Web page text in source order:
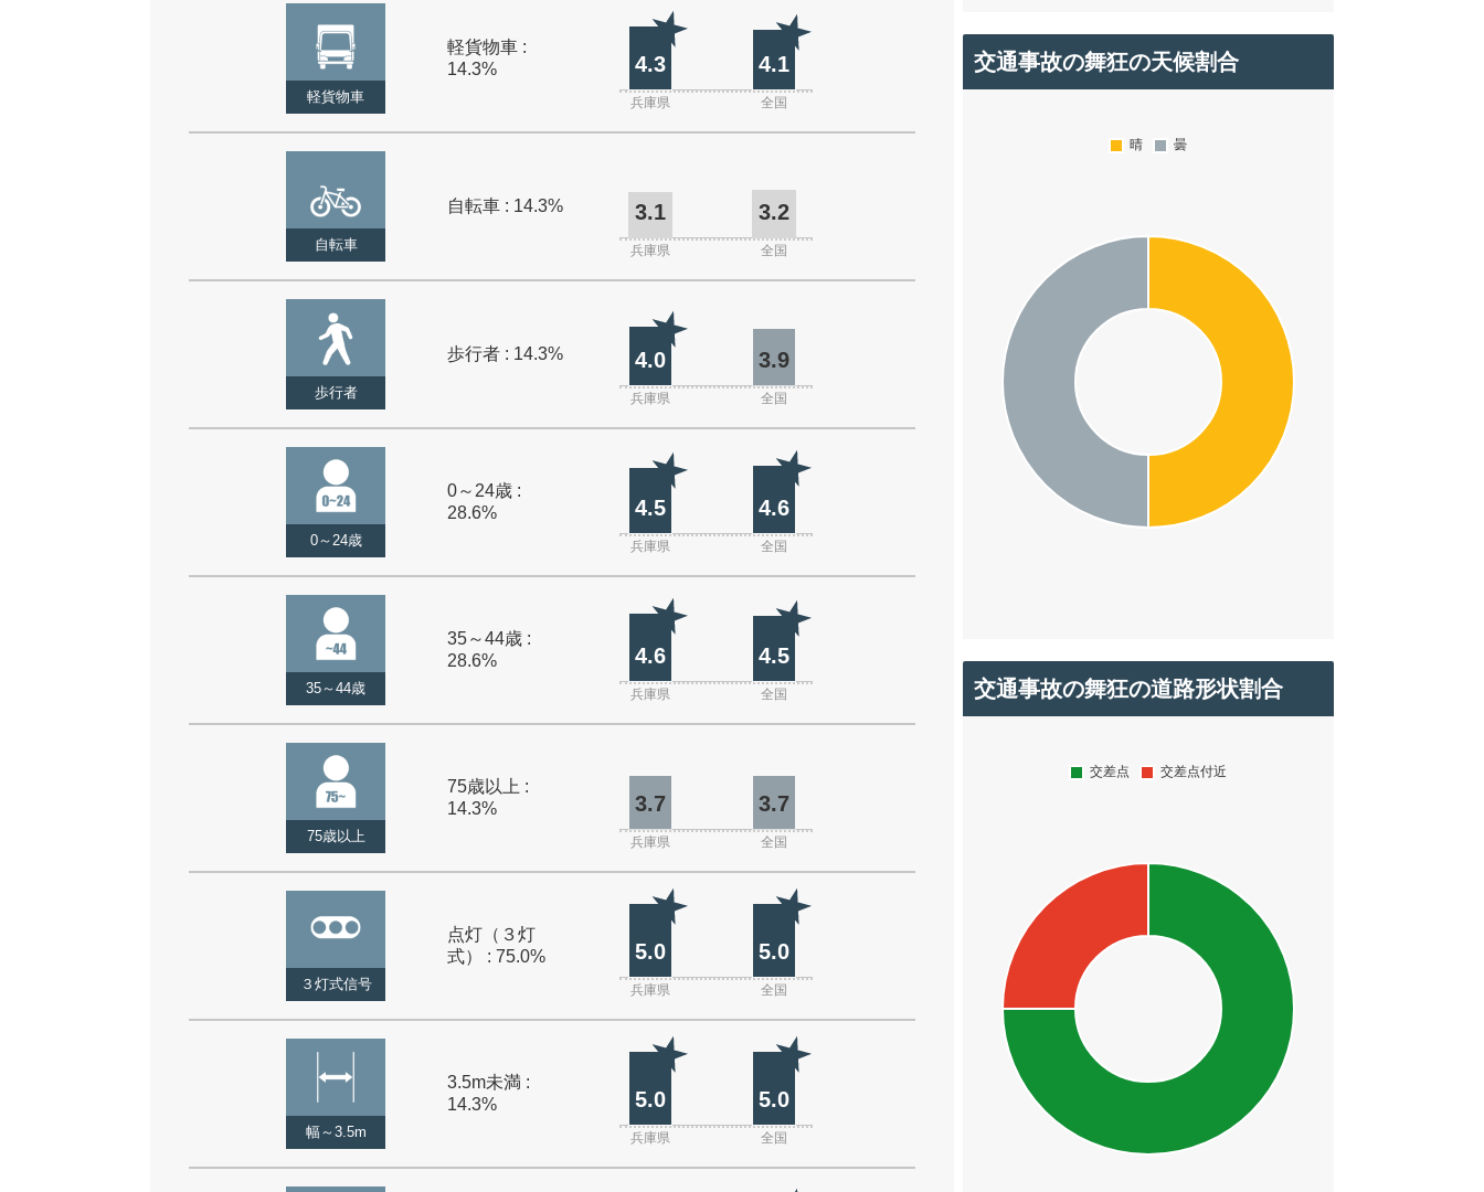
軽貨物車
軽貨物車 :
14.3%
4.3 4.1
兵庫県 全国
自転車
自転車 : 14.3% 3.1 3.2
兵庫県 全国
歩行者
歩行者 : 14.3% 4.0 3.9
兵庫県 全国
0～24歳
0～24歳 :
28.6%
4.5 4.6
兵庫県 全国
35～44歳
35～44歳 :
28.6%
4.6 4.5
兵庫県 全国
75歳以上
75歳以上 :
14.3%
3.7 3.7
兵庫県 全国
３灯式信号
点灯（３灯
式） : 75.0%
5.0 5.0
兵庫県 全国
幅～3.5m
3.5m未満 :
14.3%
5.0 5.0
兵庫県 全国
交通事故の舞狂の天候割合
交通事故の舞狂の道路形状割合